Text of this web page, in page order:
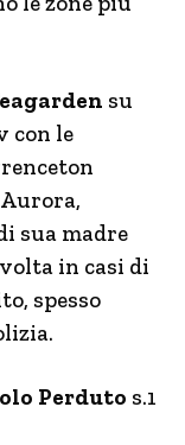
su
con le
sua madre
in casi di
spesso
Perduto s.1